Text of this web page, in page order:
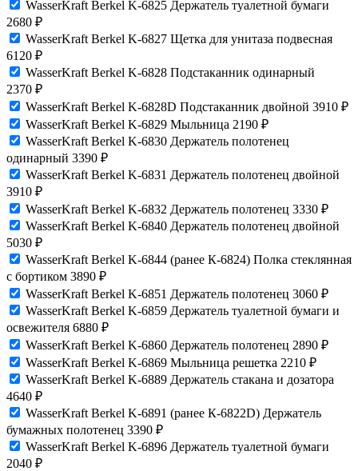
WasserKraft Berkel K-6825 Держатель туалетной бумаги
2680 ₽
WasserKraft Berkel K-6827 Щетка для унитаза подвесная
6120 ₽
WasserKraft Berkel K-6828 Подстаканник одинарный
2370 ₽
WasserKraft Berkel K-6828D Подстаканник двойной 3910 ₽
WasserKraft Berkel K-6829 Мыльница 2190 ₽
WasserKraft Berkel K-6830 Держатель полотенец
одинарный 3390 ₽
WasserKraft Berkel K-6831 Держатель полотенец двойной
3910 ₽
WasserKraft Berkel K-6832 Держатель полотенец 3330 ₽
WasserKraft Berkel K-6840 Держатель полотенец двойной
5030 ₽
WasserKraft Berkel K-6844 (ранее К-6824) Полка стеклянная
с бортиком 3890 ₽
WasserKraft Berkel K-6851 Держатель полотенец 3060 ₽
WasserKraft Berkel K-6859 Держатель туалетной бумаги и
освежителя 6880 ₽
WasserKraft Berkel K-6860 Держатель полотенец 2890 ₽
WasserKraft Berkel K-6869 Мыльница решетка 2210 ₽
WasserKraft Berkel K-6889 Держатель стакана и дозатора
4640 ₽
WasserKraft Berkel K-6891 (ранее К-6822D) Держатель
бумажных полотенец 3390 ₽
WasserKraft Berkel K-6896 Держатель туалетной бумаги
2040 ₽